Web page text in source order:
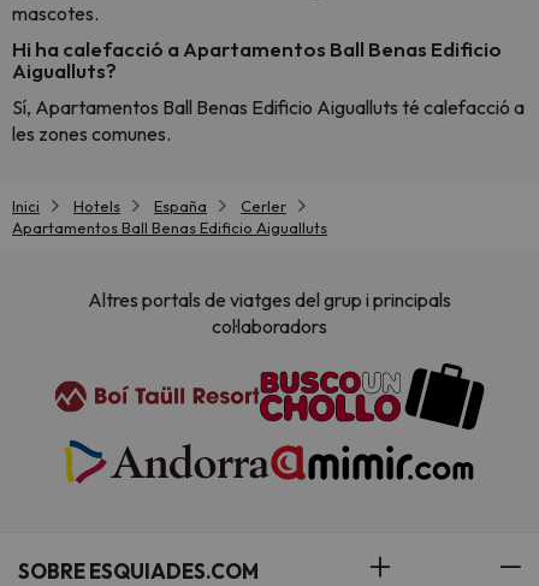
mascotes.
Hi ha calefacció a Apartamentos Ball Benas Edificio
Aigualluts?
Sí, Apartamentos Ball Benas Edificio Aigualluts té calefacció a
les zones comunes.
Inici Hotels España
Cerler
Apartamentos Ball Benas Edificio Aigualluts
Altres portals de viatges del grup i principals
col·laboradors
SOBRE ESQUIADES.COM